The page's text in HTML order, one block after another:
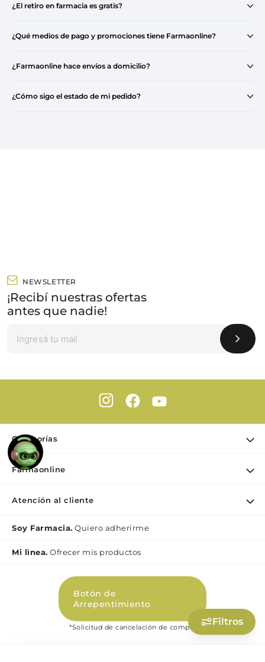
Filtros
¿El retiro en farmacia es gratis?
¿Qué medios de pago y promociones tiene Farmaonline?
¿Farmaonline hace envíos a domicilio?
¿Cómo sigo el estado de mi pedido?
NEWSLETTER
¡Recibí nuestras ofertas
antes que nadie!
Categorías
Ofertas
Dermocosmética
Nutrición & Deporte
Bebé y maternidad
Farmaonline
Atención al cliente
Contacto
Preguntas Frecuentes Beauty
Términos y condiciones Beauty
Promociones
Políticas de Privacidad Beauty
Soy Farmacia. Quiero adherirme
Mi lìnea. Ofrecer mis productos
Botón de
Arrepentimiento
*Solicitud de cancelación de compra